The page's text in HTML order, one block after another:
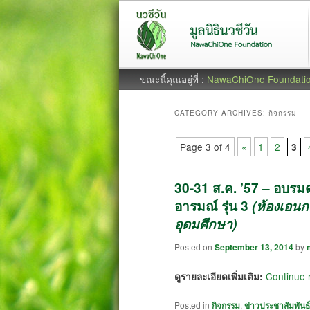
ขณะนี้คุณอยู่ที่ : NawaChiOne
CATEGORY ARCHIVES: กิจกรรม
Page 3 of 4 « 1 2 3
30-31 ส.ค. ’57 – อบร
อารมณ์ รุ่น 3 (ห้องเอน
อุดมศึกษา)
Posted on September 13, 2014by
ดูรายละเอียดเพิ่มเติม: Continue
Posted in กิจกรรม, ข่าวประชาสัมพันธ์